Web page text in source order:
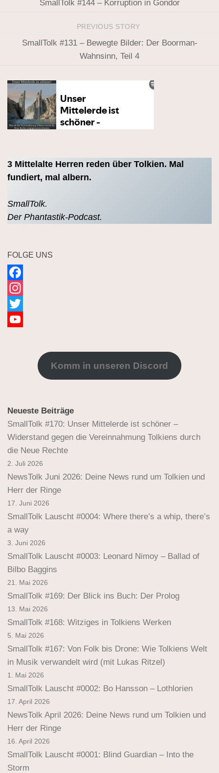
SmallTolk #144 – Korruption in Gondor
PREVIOUS STORY
SmallTolk #131 – Bewegte Bilder: Der Boorman-
Wahnsinn, Teil 4
3 Mittelalte Herren reden über Tolkien. Mal
fundiert, mal albern.
SmallTolk.
Der Phantastik-Podcast.
FOLGE UNS
Facebook
Instagram
Twitter
Komm in unseren Discord
Neueste Beiträge
SmallTolk #170: Unser Mittelerde ist schöner –
Widerstand gegen die Vereinnahmung Tolkiens durch
die Neue Rechte
2. Juli 2026
NewsTolk Juni 2026: Deine News rund um Tolkien und
Herr der Ringe
17. Juni 2026
SmallTolk Lauscht #0004: Where there’s a whip, there’s
a way
3. Juni 2026
SmallTolk Lauscht #0003: Leonard Nimoy – Ballad of
Bilbo Baggins
21. Mai 2026
SmallTolk #169: Der Blick ins Buch: Der Prolog
13. Mai 2026
SmallTolk #168: Witziges in Tolkiens Werken
5. Mai 2026
SmallTolk #167: Von Folk bis Drone: Wie Tolkiens Welt
in Musik verwandelt wird (mit Lukas Ritzel)
1. Mai 2026
SmallTolk Lauscht #0002: Bo Hansson – Lothlorien
17. April 2026
NewsTolk April 2026: Deine News rund um Tolkien und
Herr der Ringe
16. April 2026
SmallTolk Lauscht #0001: Blind Guardian – Into the
Storm